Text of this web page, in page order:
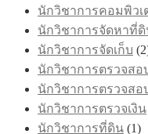
นักวิชาการคอมพิวเ
นักวิชาการจัดหาที่
นักวิชาการจัดเก็บ
นักวิชาการตรวจสอ
นักวิชาการตรวจสอ
นักวิชาการตรวจเงิน
นักวิชาการที่ดิน (1)